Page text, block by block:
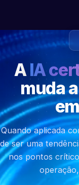
AIA
muda
Quando aplicada
de ser uma
nos pontos